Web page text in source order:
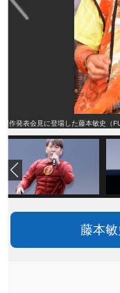
製作発表会見に登場した藤本敏史
藤本